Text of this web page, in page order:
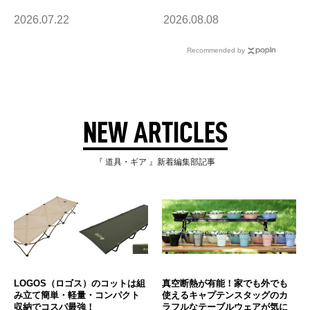
2026.07.22 2026.08.08
Recommended by
NEW ARTICLES
『 道具・ギア 』新着編集部記事
LOGOS（ロゴス）のコットは組
み立て簡単・軽量・コンパクト
収納でコスパ最強！
真空断熱が有能！家でも外でも
使えるキャプテンスタッグのカ
ラフルなテーブルウェアが気に